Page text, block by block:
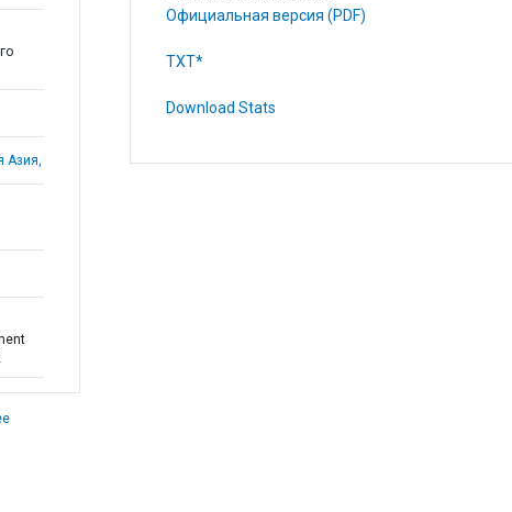
Азия,
Официальная версия (PDF)
TXT*
Download Stats